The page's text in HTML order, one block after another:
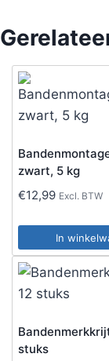
zwart, 5 kg
€12,99 Excl. BTW
In
stuks